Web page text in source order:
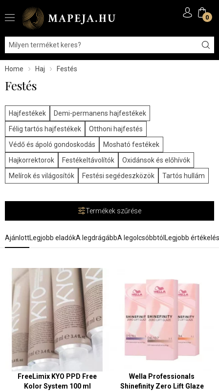
0
Home Haj Festés
Festés
Hajfestékek
Demi-permanens hajfestékek
Félig tartós hajfestékek
Otthoni hajfestés
Védő és ápoló gondoskodás
Mosható festékek
Hajkorrektorok
Festékeltávolítók
Oxidánsok és előhívók
Melírok és világosítók
Festési segédeszközök Tartós hullám
Termékek szűrése
AjánlottLegjobb eladókA legdrágábbA legolcsóbbtól Legjobb értékelés
FreeLimix KYO PPD Free
Kolor System 100 ml
Wella Professionals
Shinefinity Zero Lift Glaze